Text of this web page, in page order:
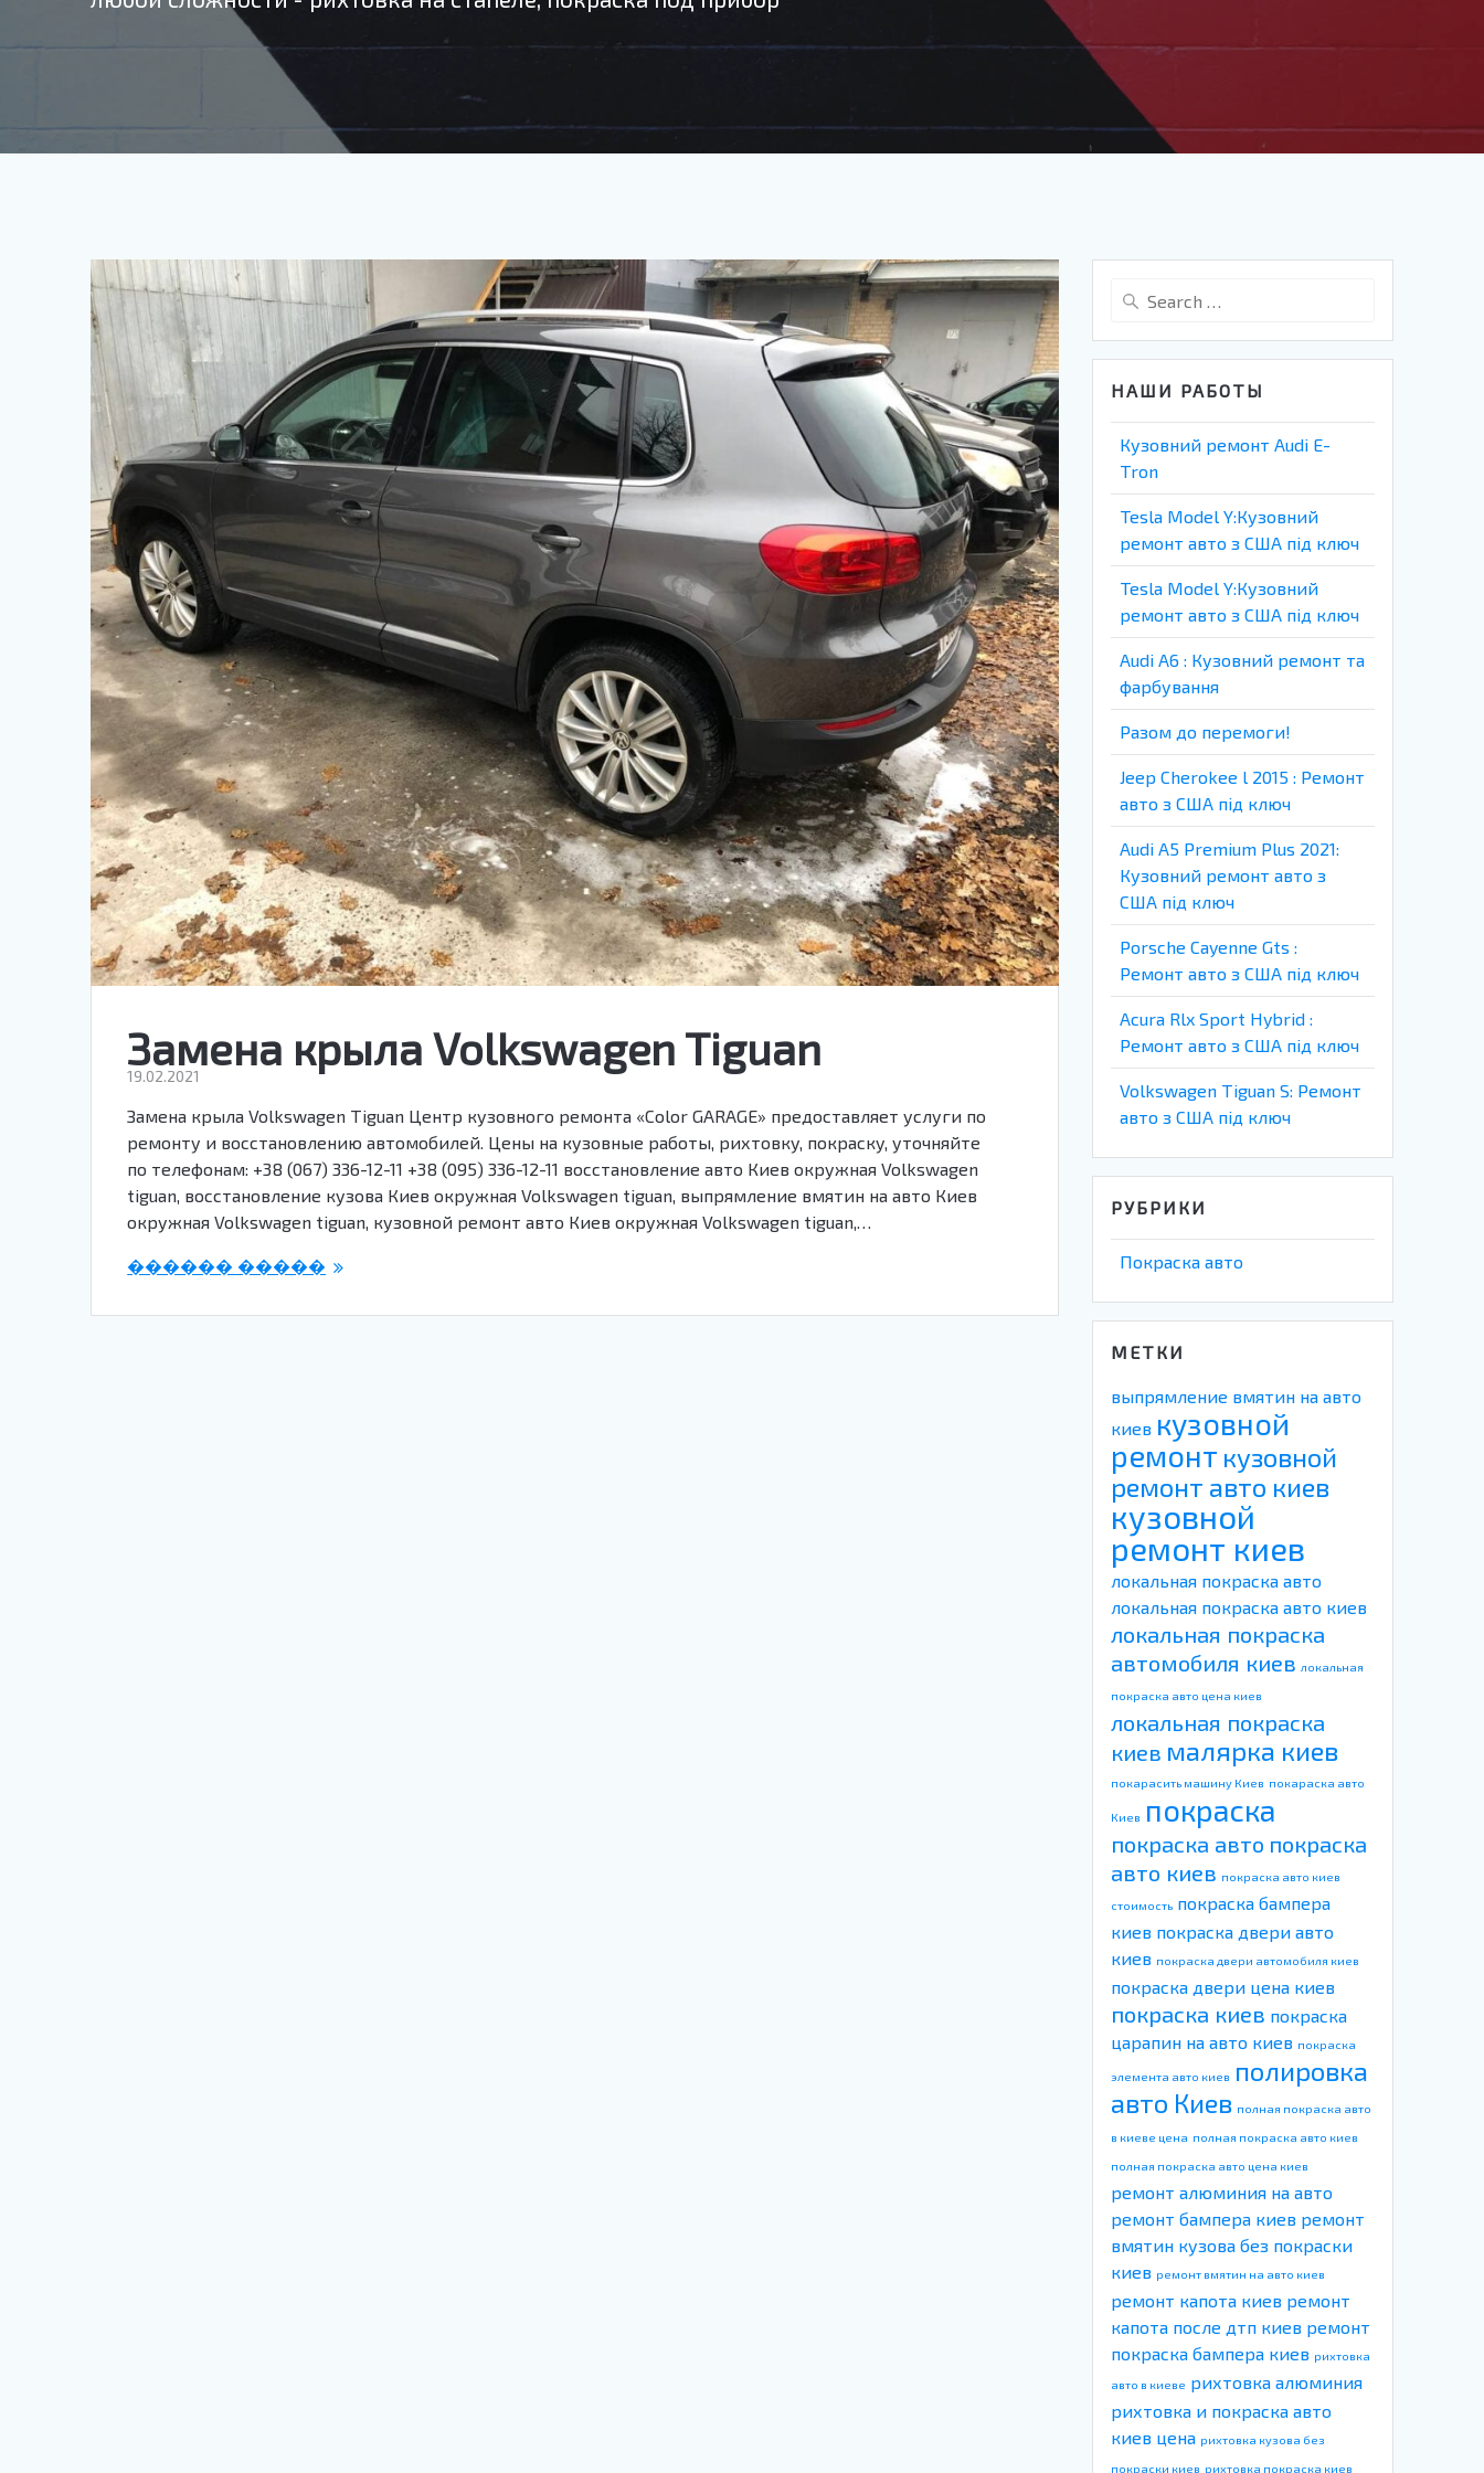
Замена крыла Volkswagen Tiguan
19.02.2021
Замена крыла Volkswagen Tiguan Центр кузовного ремонта «Color GARAGE» предоставляет услуги по
ремонту и восстановлению автомобилей. Цены на кузовные работы, рихтовку, покраску, уточняйте
по телефонам: +38 (067) 336-12-11 +38 (095) 336-12-11 восстановление авто Киев окружная Volkswagen
tiguan, восстановление кузова Киев окружная Volkswagen tiguan, выпрямление вмятин на авто Киев
окружная Volkswagen tiguan, кузовной ремонт авто Киев окружная Volkswagen tiguan,…
������ �����
Search
НАШИ РАБОТЫ
Кузовний ремонт Audi E-
Tron
Tesla Model Y:Кузовний
ремонт авто з США під ключ
Tesla Model Y:Кузовний
ремонт авто з США під ключ
Audi A6 : Кузовний ремонт та
фарбування
Разом до перемоги!
Jeep Cherokee l 2015 : Ремонт
авто з США під ключ
Audi A5 Premium Plus 2021:
Кузовний ремонт авто з
США під ключ
Porsche Cayenne Gts :
Ремонт авто з США під ключ
Acura Rlx Sport Hybrid :
Ремонт авто з США під ключ
Volkswagen Tiguan S: Ремонт
авто з США під ключ
РУБРИКИ
Покраска авто
МЕТКИ
выпрямление вмятин на авто
киев кузовной
ремонт кузовной
ремонт авто киев
кузовной
ремонт киев
локальная покраска авто
локальная покраска авто киев
локальная покраска
автомобиля киев локальная
покраска авто цена киев
локальная покраска
киев малярка киев
покарасить машину Киев покараска авто
Киев покраска
покраска авто покраска
авто киев покраска авто киев
стоимость покраска бампера
киев покраска двери авто
киев покраска двери автомобиля киев
покраска двери цена киев
покраска киев покраска
царапин на авто киев покраска
элемента авто киев полировка
авто Киев полная покраска авто
в киеве цена полная покраска авто киев
полная покраска авто цена киев
ремонт алюминия на авто
ремонт бампера киев ремонт
вмятин кузова без покраски
киев ремонт вмятин на авто киев
ремонт капота киев ремонт
капота после дтп киев ремонт
покраска бампера киев рихтовка
авто в киеве рихтовка алюминия
рихтовка и покраска авто
киев цена рихтовка кузова без
покраски киев рихтовка покраска киев